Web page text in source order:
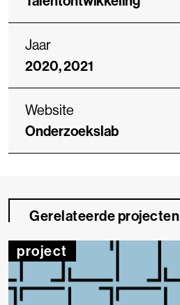
Jaar
2020, 2021
Website
Onderzoekslab
Gerelateerde projecten
project